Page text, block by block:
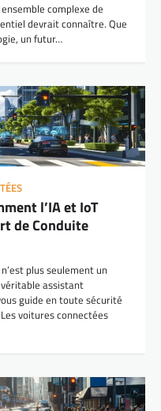
complexe de
devrait connaître. Que
un futur…
l’IA et IoT
de Conduite
plus seulement un
assistant
guide en toute sécurité
voitures connectées